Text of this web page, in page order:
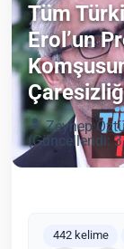
Tüm
Erol’un
Zeynep
(Güncellendi:
442 kelime